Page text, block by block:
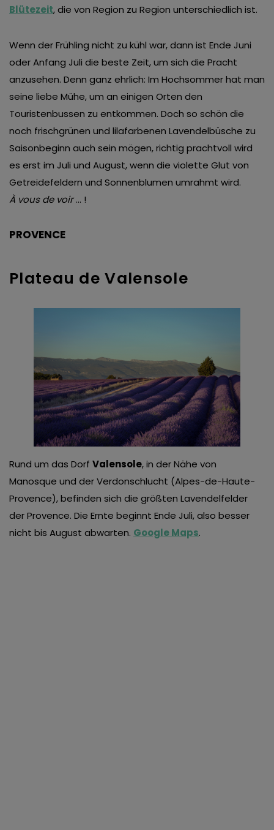
Blütezeit, die von Region zu Region unterschiedlich ist.
Wenn der Frühling nicht zu kühl war, dann ist Ende Juni
oder Anfang Juli die beste Zeit, um sich die Pracht
anzusehen. Denn ganz ehrlich: Im Hochsommer hat man
seine liebe Mühe, um an einigen Orten den
Touristenbussen zu entkommen. Doch so schön die
noch frischgrünen und lilafarbenen Lavendelbüsche zu
Saisonbeginn auch sein mögen, richtig prachtvoll wird
es erst im Juli und August, wenn die violette Glut von
Getreidefeldern und Sonnenblumen umrahmt wird.
À vous de voir… !
PROVENCE
Plateau de Valensole
Rund um das Dorf Valensole, in der Nähe von
Manosque und der Verdonschlucht (Alpes-de-Haute-
Provence), befinden sich die größten Lavendelfelder
der Provence. Die Ernte beginnt Ende Juli, also besser
nicht bis August abwarten. Google Maps.